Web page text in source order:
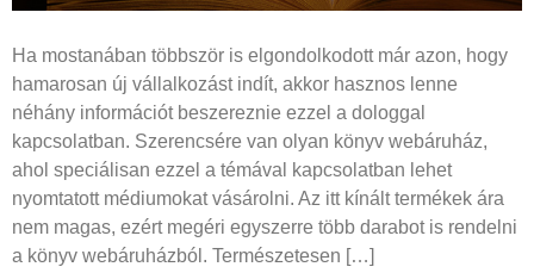
Ha mostanában többször is elgondolkodott már azon, hogy
hamarosan új vállalkozást indít, akkor hasznos lenne
néhány információt beszereznie ezzel a dologgal
kapcsolatban. Szerencsére van olyan könyv webáruház,
ahol speciálisan ezzel a témával kapcsolatban lehet
nyomtatott médiumokat vásárolni. Az itt kínált termékek ára
nem magas, ezért megéri egyszerre több darabot is rendelni
a könyv webáruházból. Természetesen […]